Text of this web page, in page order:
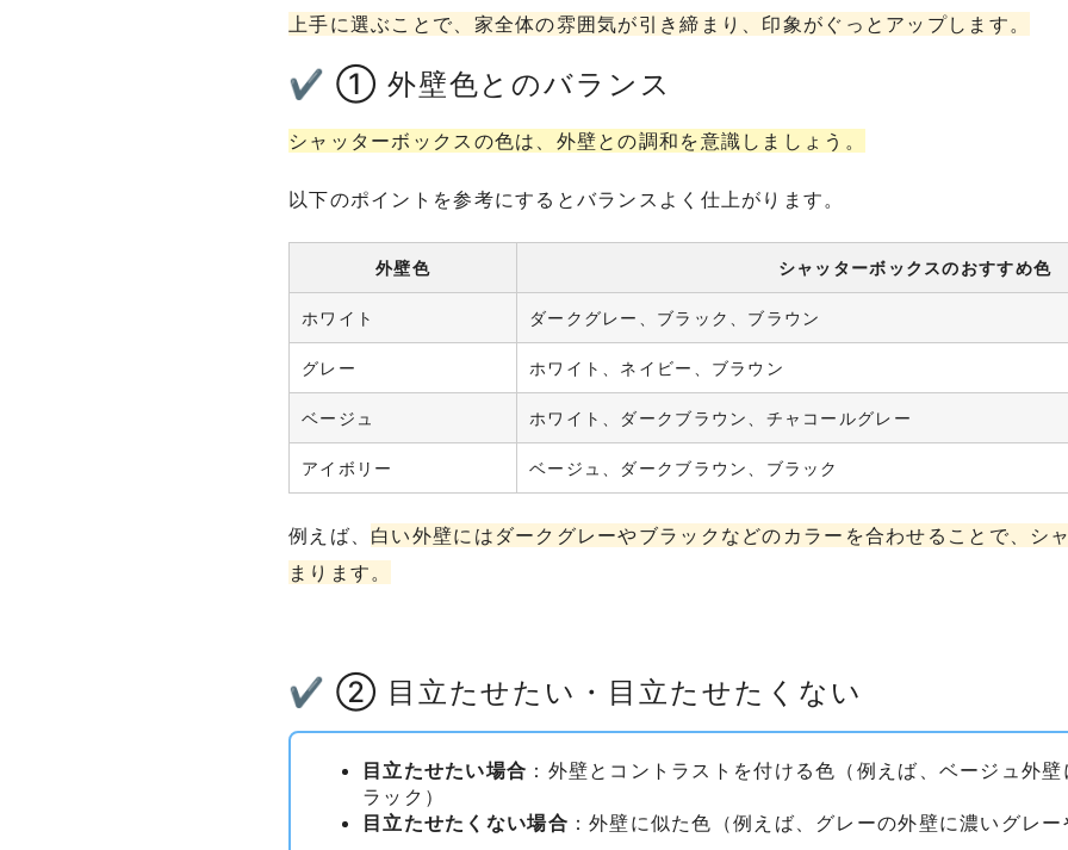
上手に選ぶことで、家全体の雰囲気が引き締まり、印象がぐっとアップします。
✔ ① 外壁色とのバランス
シャッターボックスの色は、外壁との調和を意識しましょう。
以下のポイントを参考にするとバランスよく仕上がります。
外壁色 シャッターボックスのおすすめ色
ホワイト ダークグレー、ブラック、ブラウン
グレー ホワイト、ネイビー、ブラウン
ベージュ ホワイト、ダークブラウン、チャコールグレー
アイボリー ベージュ、ダークブラウン、ブラック
例えば、 白い外壁にはダークグレーやブラックなどのカラーを合わせることで、シ
まります。
✔ ② 目立たせたい・目立たせたくない
目立たせたい場合 ：外壁とコントラストを付ける色（例えば、ベージュ外
ラック）
目立たせたくない場合 ：外壁に似た色（例えば、グレーの外壁に濃いグレー